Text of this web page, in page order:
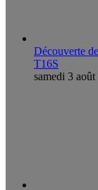
Découverte
T16S
samedi 3